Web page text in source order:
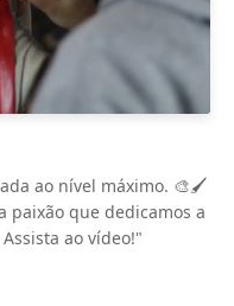
ao nível máximo. 🎨🖌️
paixão que dedicamos a
ao vídeo!"